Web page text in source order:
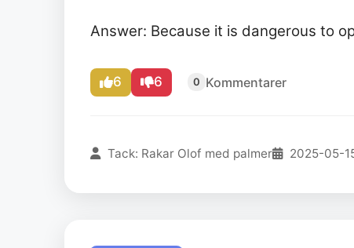
Answer: Because it is dangerous to
6 6 0 Kommentarer
Tack: Rakar Olof med palmer 2025-05-